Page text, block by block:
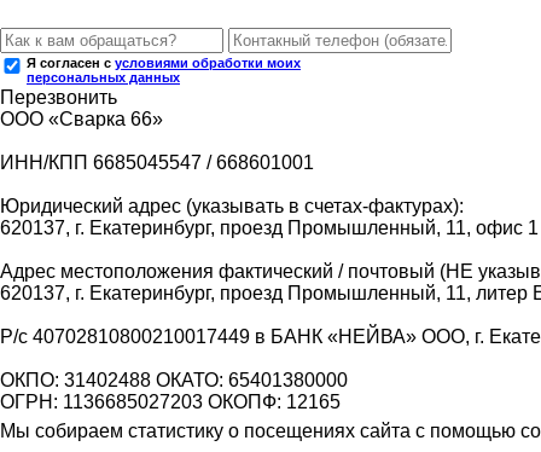
Я согласен с условиями обработки моих
персональных данных
Перезвонить
ООО «Сварка 66»
ИНН/КПП 6685045547 / 668601001
Юридический адрес (указывать в счетах-фактурах):
620137, г. Екатеринбург, проезд Промышленный, 11, офис 1
Адрес местоположения фактический / почтовый (НЕ
620137, г. Екатеринбург, проезд Промышленный, 11, литер
Р/с 40702810800210017449 в БАНК «НЕЙВА» ООО, г.
ОКПО: 31402488 ОКАТО: 65401380000
ОГРН: 1136685027203 ОКОПФ: 12165
Мы собираем статистику о посещениях сайта с помощью